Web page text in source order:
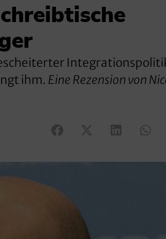
ihm. Eine Rezension von